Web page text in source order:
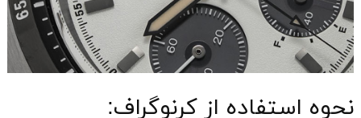
نحوه استفاده از کرنوگراف: